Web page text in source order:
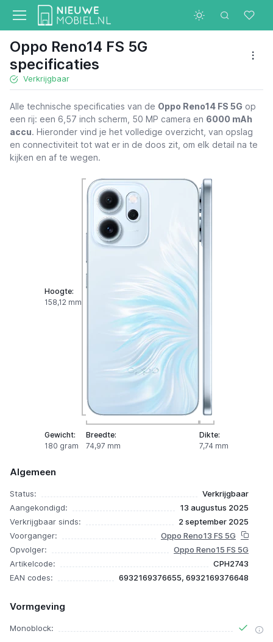
Oppo Reno14 FS 5G
specificaties
Verkrijgbaar
Alle technische specificaties van de Oppo Reno14 FS 5G op
een rij: een 6,57 inch scherm, 50 MP camera en 6000 mAh
accu. Hieronder vind je het volledige overzicht, van opslag
en connectiviteit tot wat er in de doos zit, om elk detail na te
kijken en af te wegen.
Hoogte:
158,12 mm
Gewicht:
180 gram
Breedte:
74,97 mm
Dikte:
7,74 mm
Algemeen
Status:
Verkrijgbaar
Aangekondigd:
13 augustus 2025
Verkrijgbaar sinds:
2 september 2025
Voorganger:
Oppo Reno13 FS 5G
Opvolger:
Oppo Reno15 FS 5G
Artikelcode:
CPH2743
EAN codes:
6932169376655, 6932169376648
Vormgeving
Monoblock: